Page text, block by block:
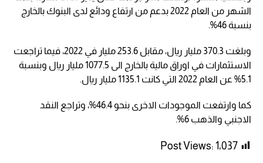
الشهر من العام 2022 بدعم من ارتفاع ودائع لدى البنوك بالخارج
بنسبة 46%.
وبلغت 370.3 مليار ريال، مقابل 253.6 مليار في 2022، فيما تراجعت
الاستثمارات في اوراق مالية بالخارج الى 1077.5 مليار ريال وبنسبة
5.1% عن العام 2022 التي كانت 1135.1 مليار ريال.
كما وارتفعت الموجودات الاخرى بنحو 46.4%، وتراجع النقد
الاجنبي والذهب 6%.
Post Views: 1٬037